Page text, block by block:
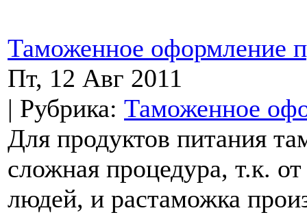
Таможенное оформление
Пт, 12 Авг 2011
| Рубрика: Таможенное
Для продуктов питания
сложная процедура, т.к.
людей, и растаможка